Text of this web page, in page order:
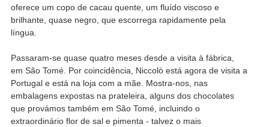
oferece um copo de cacau quente, um fluído viscoso e
brilhante, quase negro, que escorrega rapidamente pela
língua.
Passaram-se quase quatro meses desde a visita à fábrica,
em São Tomé. Por coincidência, Niccolò está agora de visita a
Portugal e está na loja com a mãe. Mostra-nos, nas
embalagens expostas na prateleira, alguns dos chocolates
que provámos também em São Tomé, incluindo o
extraordinário flor de sal e pimenta - talvez o mais